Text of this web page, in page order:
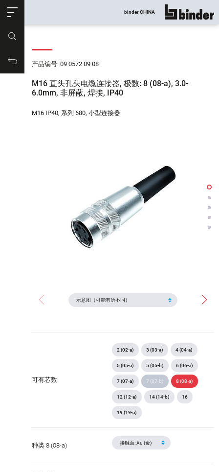
购物车
binder CHINA 显示所有
产品编号: 09 0572 09 08
M16 直头孔头电缆连接器, 极数: 8 (08-a), 3.0-
6.0mm, 非屏蔽, 焊接, IP40
M16 IP40, 系列 680, 小型连接器
可有芯数
2 (02-a) 3 (03-a) 4 (04-a)
5 (05-a) 5 (05-b) 6 (06-a)
7 (07-a) 7 (07-b) 8 (08-a)
12 (12-a) 14 (14-b) 16
19 (19-a)
种类 8 (08-a)